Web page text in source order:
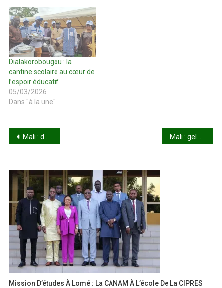
Dialakorobougou : la
cantine scolaire au cœur de
l’espoir éducatif
05/03/2026
Dans "à la une"
Navigation
l’article
Mali : de l’or brut saisi à Bancoumana Mali : gel prolongé des avoirs de six jihadistes et rebelles
Mission D’études À Lomé : La CANAM À L’école De La CIPRES